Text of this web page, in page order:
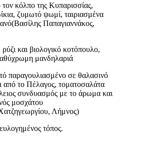
κόλπο της Κυπαρισσίας,
ζυμωτό ψωμί, ταιριασμένα
Παπαγιαννάκος,
και βιολογικό κοτόπουλο,
μανδηλαριά
παραγουλιασμένο σε θαλασινό
από το Πέλαγος, τοματοσαλάτα
συνδυασμός με το άρωμα και
μοσχάτου
Λήμνος)
τόπος.